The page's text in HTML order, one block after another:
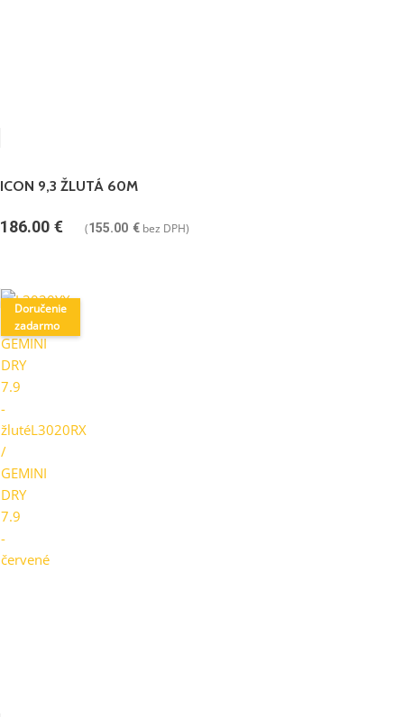
ICON 9,3 ŽLUTÁ 60M
186.00 € (155.00 € bez DPH)
Doručenie
zadarmo